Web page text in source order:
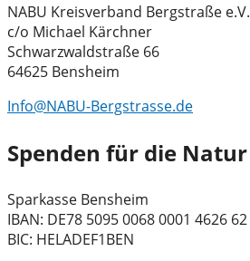
NABU Kreisverband Bergstraße e.V.
c/o Michael Kärchner
Schwarzwaldstraße 66
64625 Bensheim
Info@NABU-Bergstrasse.de
Spenden für die Natur
Sparkasse Bensheim
IBAN: DE78 5095 0068 0001 4626 62
BIC: HELADEF1BEN